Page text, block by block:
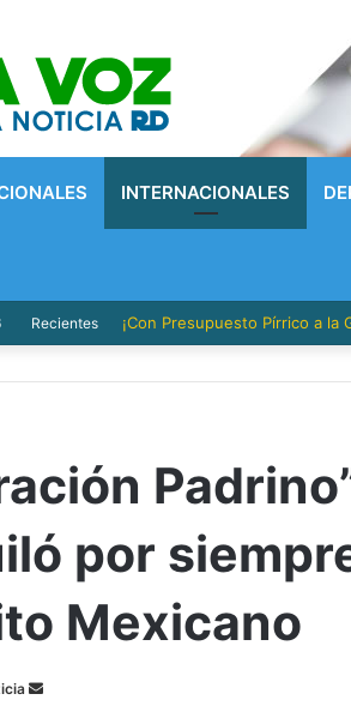
INTERNACIONALES
Recientes ¡Con Presupuesto Pírrico a la
por
Mexicano
Send